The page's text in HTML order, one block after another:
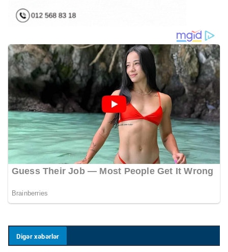
Digər xəbərlər